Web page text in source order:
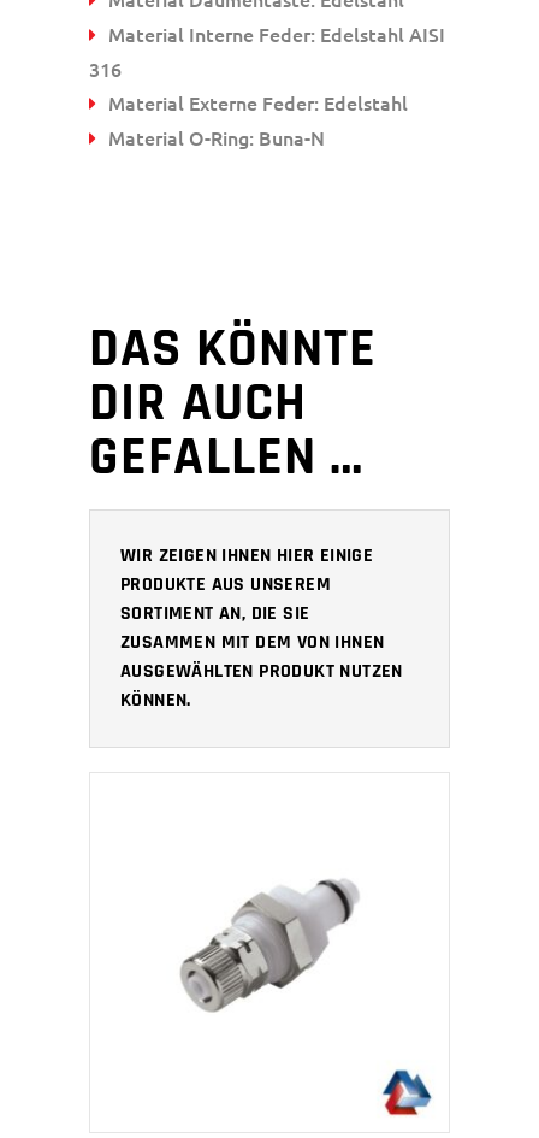
Material Interne Feder: Edelstahl AISI
316
Material Externe Feder: Edelstahl
Material O-Ring: Buna-N
DAS KÖNNTE
DIR AUCH
GEFALLEN …
WIR ZEIGEN IHNEN HIER EINIGE
PRODUKTE AUS UNSEREM
SORTIMENT AN, DIE SIE
ZUSAMMEN MIT DEM VON IHNEN
AUSGEWÄHLTEN PRODUKT NUTZEN
KÖNNEN.
IN DEN WARENKORB